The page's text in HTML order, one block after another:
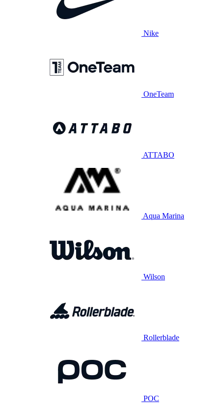
Nike
OneTeam
ATTABO
Aqua Marina
Wilson
Rollerblade
POC